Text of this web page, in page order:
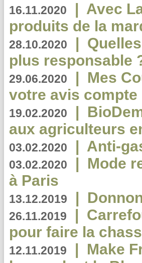
16.11.2020 | Avec
produits de la
28.10.2020 |
plus responsable
29.06.2020 | Mes
votre avis compte
19.02.2020 |
aux agriculteurs
03.02.2020 | Anti-
03.02.2020 | Mode
à Paris
13.12.2019 |
26.11.2019 |
pour faire la
12.11.2019 | Make